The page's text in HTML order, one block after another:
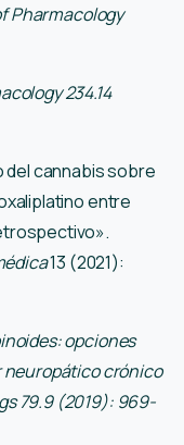
Pharmacology
234.14
del cannabis sobre
entre
13 (2021):
opciones
neuropático crónico
79.9 (2019): 969-